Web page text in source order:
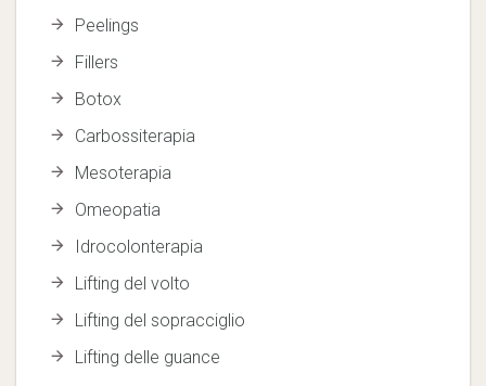
Peelings
Fillers
Botox
Carbossiterapia
Mesoterapia
Omeopatia
Idrocolonterapia
Lifting del volto
Lifting del sopracciglio
Lifting delle guance